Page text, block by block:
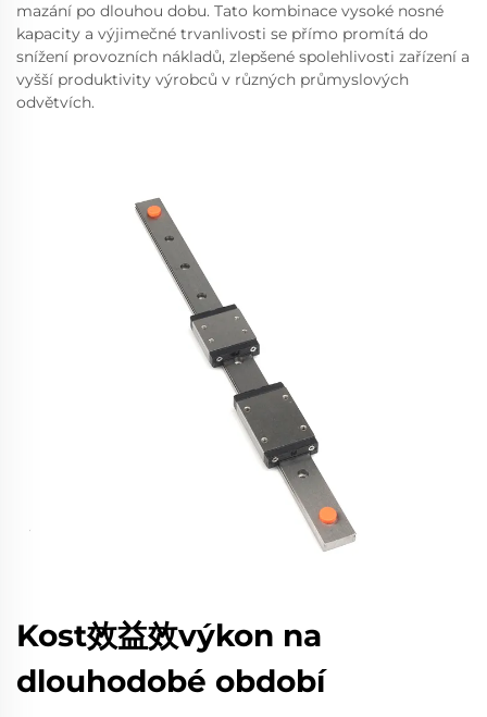
mazání po dlouhou dobu. Tato kombinace vysoké nosné
kapacity a výjimečné trvanlivosti se přímo promítá do
snížení provozních nákladů, zlepšené spolehlivosti zařízení a
vyšší produktivity výrobců v různých průmyslových
odvětvích.
Kost效益效výkon na
dlouhodobé období